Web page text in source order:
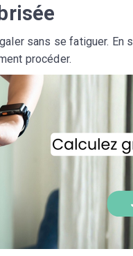
sans se fatiguer. En
procéder.